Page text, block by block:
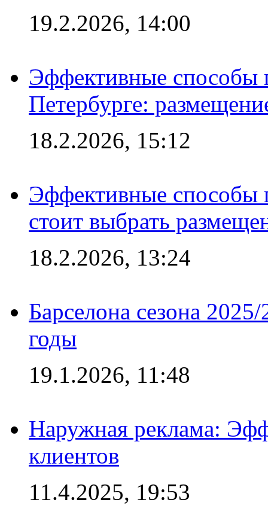
19.2.2026, 14:00
Эффективные способы
Петербурге:
18.2.2026, 15:12
Эффективные способы
стоит выбрать
18.2.2026, 13:24
Барселона сезона
годы
19.1.2026, 11:48
Наружная реклама:
клиентов
11.4.2025, 19:53